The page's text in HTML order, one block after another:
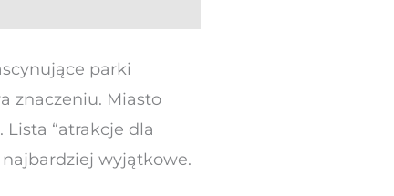
parki
znaczeniu. Miasto
“atrakcje dla
wyjątkowe.